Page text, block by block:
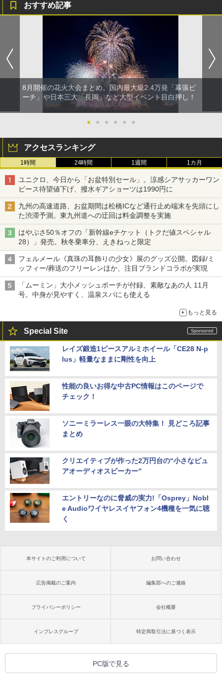
おすすめ記事
8月開催の花火大会まとめ。国内最大級2.4万発「幕張ビ
ーチ」や日本三大「長岡」など大型イベント目白押し！
● ● ● ● ● ●
アクセスランキング
1時間 24時間 1週間 1カ月
ユニクロ、今日から「お盆特別セール」。涼感シアサッカーワン
ピース待望値下げ、撥水ギアショーツは1990円に
九州の高速道路、お盆期間は松橋ICなど通行止め端末を先頭にし
た渋滞予測。東九州道への迂回は料金調整を実施
はやぶさ50％オフの「新幹線eチケット（トクだ値スペシャル
28）」発売。秋冬乗車分、えきねっと限定
フェルメール《真珠の耳飾りの少女》展のグッズ公開。図録/ミ
ッフィー/葬送のフリーレンほか、注目ブランドコラボが実現
「ムーミン」大小メッシュポーチが付録、素敵なあの人 11月
号。中身が見やすく、温泉スパにも使える
もっと見る
Special Site
レイズ鍛造1ピースアルミホイール「CE28 N-p
lus」軽量なままに剛性を向上
性能の良いお得な中古PC情報はこのページで
チェック！
ソニーミラーレス一眼の大特集！ 見どころ記事
まとめ
クリエイティブが作った2万円台の“小さなピュ
アオーディオスピーカー”
エントリーなのに脅威の実力!「Osprey」Nobl
e Audioワイヤレスイヤフォン4機種を一気に聴
く
本サイトのご利用について お問い合わせ
広告掲載のご案内 編集部へのご連絡
プライバシーポリシー 会社概要
インプレスグループ 特定商取引法に基づく表示
PC版で見る